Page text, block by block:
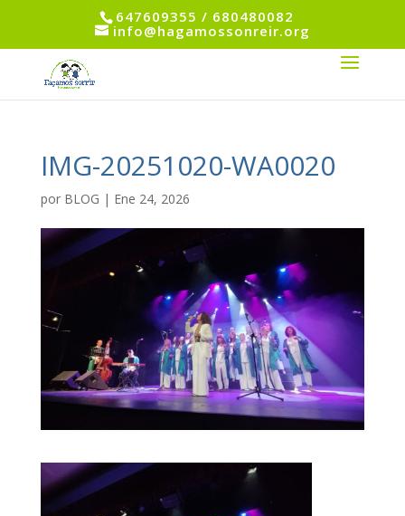
647609355 / 680480082
info@hagamossonreir.org
IMG-20251020-WA0020
por BLOG | Ene 24, 2026